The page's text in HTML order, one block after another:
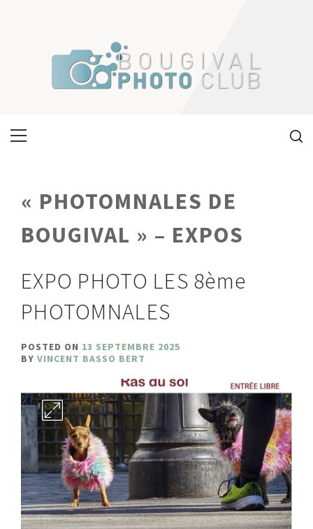
Primary
« PHOTOMNALES DE
BOUGIVAL » – EXPOS
EXPO PHOTO LES 8ème
PHOTOMNALES
POSTED ON 13 SEPTEMBRE 2025
BY VINCENT BASSO BERT